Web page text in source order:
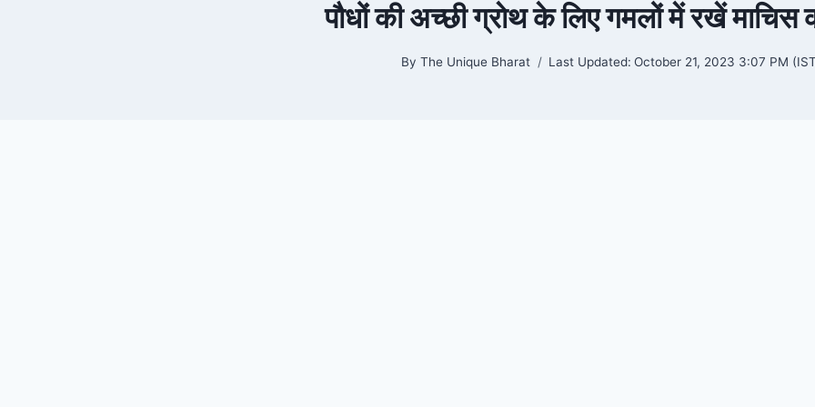
पौधों की अच्छी ग्राेथ के लिए गमलों में रखें माचिस
By The Unique Bharat Last Updated: October 21, 2023 3:07 PM